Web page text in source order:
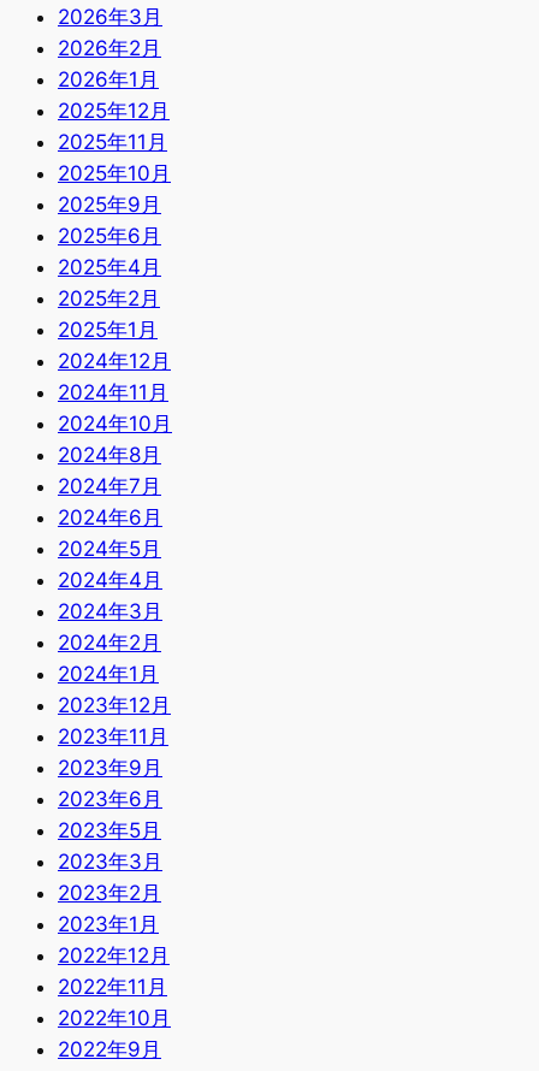
2026年3月
2026年2月
2026年1月
2025年12月
2025年11月
2025年10月
2025年9月
2025年6月
2025年4月
2025年2月
2025年1月
2024年12月
2024年11月
2024年10月
2024年8月
2024年7月
2024年6月
2024年5月
2024年4月
2024年3月
2024年2月
2024年1月
2023年12月
2023年11月
2023年9月
2023年6月
2023年5月
2023年3月
2023年2月
2023年1月
2022年12月
2022年11月
2022年10月
2022年9月